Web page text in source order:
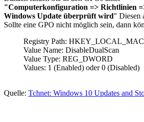
"Computerkonfiguration => Richtlinien
Windows Update überprüft wird" Diesen
Sollte eine GPO nicht möglich sein, dann
Registry Path:
Value Name: DisableDualScan
Value Type: REG_DWORD
Values: 1 (Enabled) oder 0 (Disabled)
Quelle: Tchnet: Windows 10 Updates and